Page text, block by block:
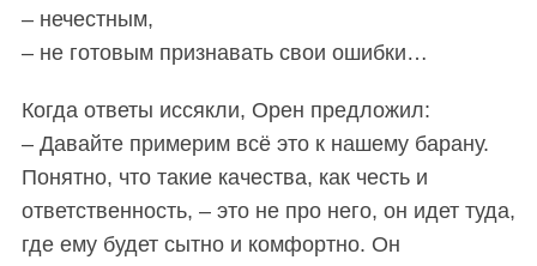
– нечестным,
– не готовым признавать свои ошибки…
Когда ответы иссякли, Орен предложил:
– Давайте примерим всё это к нашему барану.
Понятно, что такие качества, как честь и
ответственность, – это не про него, он идет туда,
где ему будет сытно и комфортно. Он